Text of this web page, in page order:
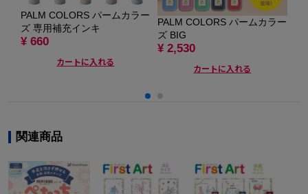
PALM COLORS パームカラー
ズ 専用補充インキ
¥ 660
カートに入れる
PALM COLORS パームカラー
ズ BIG
¥ 2,530
カートに入れる
関連商品